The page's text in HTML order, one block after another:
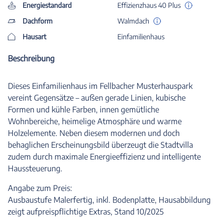
Energiestandard
Effizienzhaus 40 Plus
Dachform
Walmdach
Hausart
Einfamilienhaus
Beschreibung
Dieses Einfamilienhaus im Fellbacher Musterhauspark
vereint Gegensätze – außen gerade Linien, kubische
Formen und kühle Farben, innen gemütliche
Wohnbereiche, heimelige Atmosphäre und warme
Holzelemente. Neben diesem modernen und doch
behaglichen Erscheinungsbild überzeugt die Stadtvilla
zudem durch maximale Energieeffizienz und intelligente
Haussteuerung.
Angabe zum Preis:
Ausbaustufe Malerfertig, inkl. Bodenplatte, Hausabbildung
zeigt aufpreispflichtige Extras, Stand 10/2025